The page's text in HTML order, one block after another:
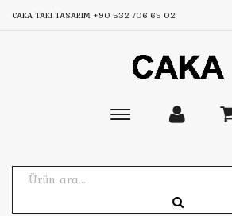
CAKA TAKI TASARIM +90 532 706 65 02
Toggle